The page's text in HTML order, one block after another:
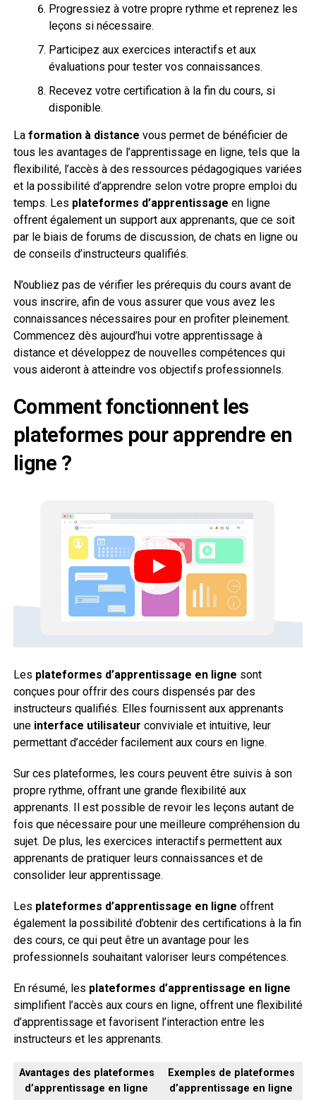
Progressiez à votre propre rythme et reprenez les
leçons si nécessaire.
Participez aux exercices interactifs et aux
évaluations pour tester vos connaissances.
Recevez votre certification à la fin du cours, si
disponible.
La formation à distance vous permet de bénéficier de
tous les avantages de l’apprentissage en ligne, tels que la
flexibilité, l’accès à des ressources pédagogiques variées
et la possibilité d’apprendre selon votre propre emploi du
temps. Les plateformes d’apprentissage en ligne
offrent également un support aux apprenants, que ce soit
par le biais de forums de discussion, de chats en ligne ou
de conseils d’instructeurs qualifiés.
N’oubliez pas de vérifier les prérequis du cours avant de
vous inscrire, afin de vous assurer que vous avez les
connaissances nécessaires pour en profiter pleinement.
Commencez dès aujourd’hui votre apprentissage à
distance et développez de nouvelles compétences qui
vous aideront à atteindre vos objectifs professionnels.
Comment fonctionnent les
plateformes pour apprendre en
ligne ?
Les plateformes d’apprentissage en ligne sont
conçues pour offrir des cours dispensés par des
instructeurs qualifiés. Elles fournissent aux apprenants
une interface utilisateur conviviale et intuitive, leur
permettant d’accéder facilement aux cours en ligne.
Sur ces plateformes, les cours peuvent être suivis à son
propre rythme, offrant une grande flexibilité aux
apprenants. Il est possible de revoir les leçons autant de
fois que nécessaire pour une meilleure compréhension du
sujet. De plus, les exercices interactifs permettent aux
apprenants de pratiquer leurs connaissances et de
consolider leur apprentissage.
Les plateformes d’apprentissage en ligne offrent
également la possibilité d’obtenir des certifications à la fin
des cours, ce qui peut être un avantage pour les
professionnels souhaitant valoriser leurs compétences.
En résumé, les plateformes d’apprentissage en ligne
simplifient l’accès aux cours en ligne, offrent une flexibilité
d’apprentissage et favorisent l’interaction entre les
instructeurs et les apprenants.
Avantages des plateformes
d’apprentissage en ligne
Exemples de plateformes
d’apprentissage en ligne